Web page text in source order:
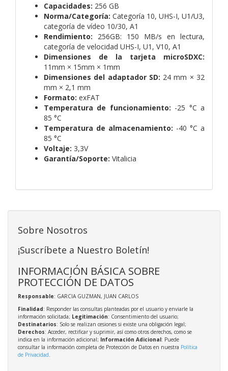
Capacidades: 256 GB
Norma/Categoría: Categoría 10, UHS-I, U1/U3,
categoría de vídeo 10/30, A1
Rendimiento: 256GB: 150 MB/s en lectura,
categoría de velocidad UHS-I, U1, V10, A1
Dimensiones de la tarjeta microSDXC:
11mm × 15mm × 1mm
Dimensiones del adaptador SD: 24 mm × 32
mm × 2,1 mm
Formato: exFAT
Temperatura de funcionamiento: -25 °C a
85 °C
Temperatura de almacenamiento: -40 °C a
85 °C
Voltaje: 3,3V
Garantía/Soporte: Vitalicia
Sobre Nosotros
¡Suscríbete a Nuestro Boletín!
INFORMACIÓN BÁSICA SOBRE
PROTECCIÓN DE DATOS
Responsable: GARCIA GUZMAN, JUAN CARLOS
Finalidad: Responder las consultas planteadas por el usuario y enviarle la
información solicitada; Legitimación: Consentimiento del usuario;
Destinatarios: Solo se realizan cesiones si existe una obligación legal;
Derechos: Acceder, rectificar y suprimir, así como otros derechos, como se
indica en la información adicional; Información Adicional: Puede
consultar la información completa de Protección de Datos en nuestra Política
de Privacidad